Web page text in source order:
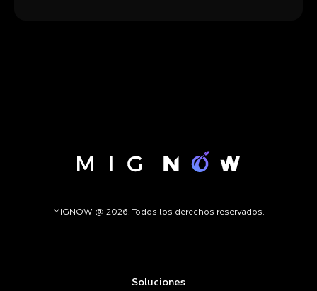
MIGNOW @ 2026. Todos los derechos reservados.
Soluciones